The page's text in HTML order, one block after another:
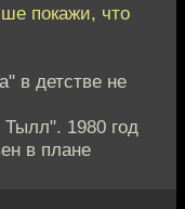
покажи, что
в детстве не
1980 год
в плане